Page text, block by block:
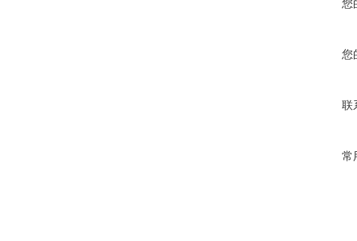
您
您
联
常